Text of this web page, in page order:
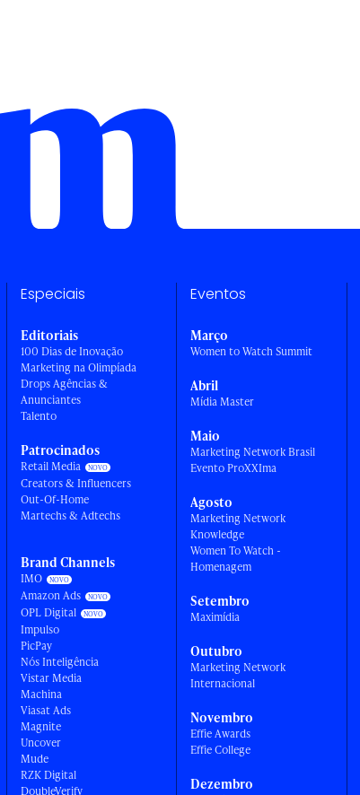
Especiais
Editoriais
100 Dias de Inovação
Marketing na Olimpíada
Drops Agências &
Anunciantes
Talento
Patrocinados
Retail Media
Creators & Influencers
Out-Of-Home
Martechs & Adtechs
Brand Channels
IMO
Amazon Ads
OPL Digital
Impulso
PicPay
Nós Inteligência
Vistar Media
Machina
Viasat Ads
Magnite
Uncover
Mude
RZK Digital
DoubleVerify
Eventos
Março
Women to Watch Summit
Abril
Mídia Master
Maio
Marketing Network Brasil
Evento ProXXIma
Agosto
Marketing Network
Knowledge
Women To Watch -
Homenagem
Setembro
Maximídia
Outubro
Marketing Network
Internacional
Novembro
Effie Awards
Effie College
Dezembro